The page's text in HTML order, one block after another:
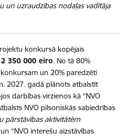
un uzraudzības nodaļas vadītāja
konkursā kopējais
2 350 000 eiro. No tā 80%
un 20% paredzēti
2027. gadā plānots atbalstīt
darbības virzienos kā “NVO
NVO pilsoniskās sabiedrības
pārstāvības aktivitātēm
“NVO interešu aizstāvības